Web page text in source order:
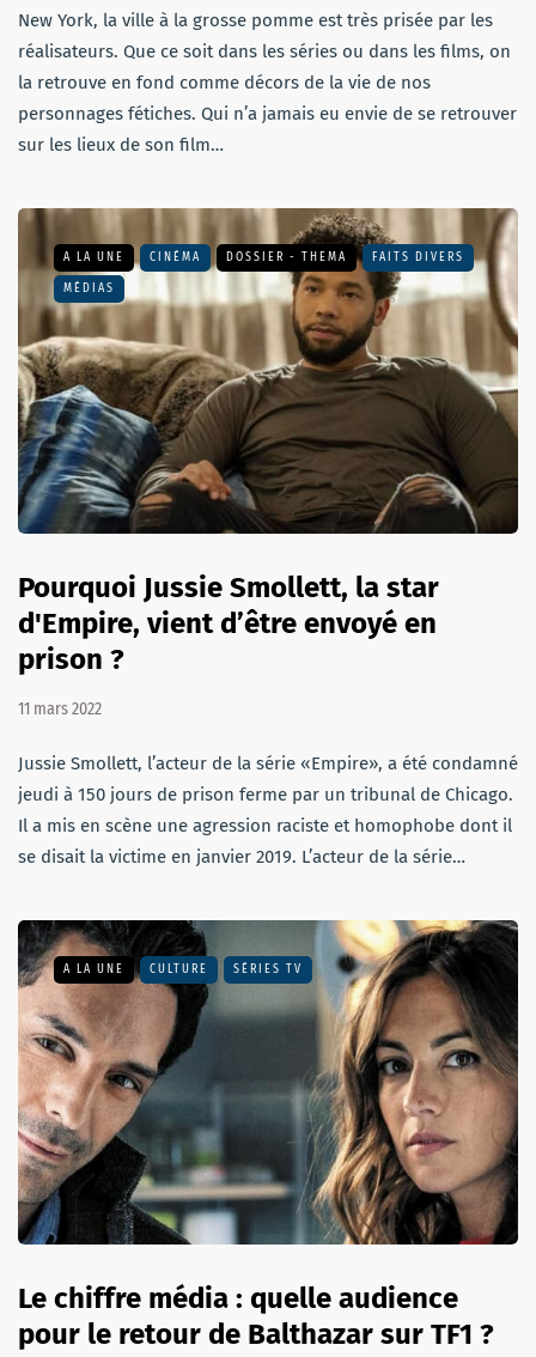
New York, la ville à la grosse pomme est très prisée par les
réalisateurs. Que ce soit dans les séries ou dans les films, on
la retrouve en fond comme décors de la vie de nos
personnages fétiches. Qui n’a jamais eu envie de se retrouver
sur les lieux de son film…
A LA UNE CINÉMA DOSSIER - THEMA FAITS DIVERS
MÉDIAS
Pourquoi Jussie Smollett, la star
d'Empire, vient d’être envoyé en
prison ?
11 mars 2022
Jussie Smollett, l’acteur de la série «Empire», a été condamné
jeudi à 150 jours de prison ferme par un tribunal de Chicago.
Il a mis en scène une agression raciste et homophobe dont il
se disait la victime en janvier 2019. L’acteur de la série…
A LA UNE CULTURE SÉRIES TV
Le chiffre média : quelle audience
pour le retour de Balthazar sur TF1 ?